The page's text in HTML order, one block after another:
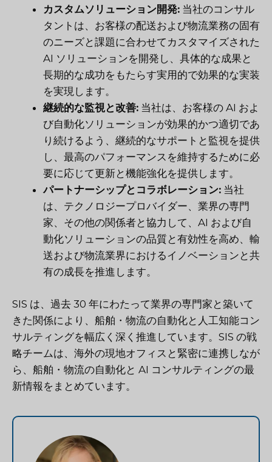
カスタムソリューション開発: 当社のコンサル
タントは、お客様の配送および物流業務の固有
のニーズと課題に合わせてカスタマイズされた
AI ソリューションを開発し、具体的な成果と
長期的な成功をもたらす実用的で効果的な実装
を実現します。
継続的な監視と改善: 当社は、お客様の AI およ
び自動化ソリューションが効果的かつ適切であ
り続けるよう、継続的なサポートと監視を提供
し、最高のパフォーマンスを維持するために必
要に応じて更新と機能強化を提供します。
パートナーシップとコラボレーション: 当社
は、テクノロジープロバイダー、業界の専門
家、その他の関係者と協力して、AI および自
動化ソリューションの品質と有効性を高め、輸
送および物流業界におけるイノベーションと共
有の成長を推進します。
SIS は、過去 30 年にわたって業界の専門家と築いて
きた関係により、船舶・物流の自動化と人工知能コン
サルティングを幅広く深く推進しています。SIS の戦
略チームは、海外の現地オフィスと緊密に連携しなが
ら、船舶・物流の自動化と AI コンサルティングの最
新情報をまとめています。